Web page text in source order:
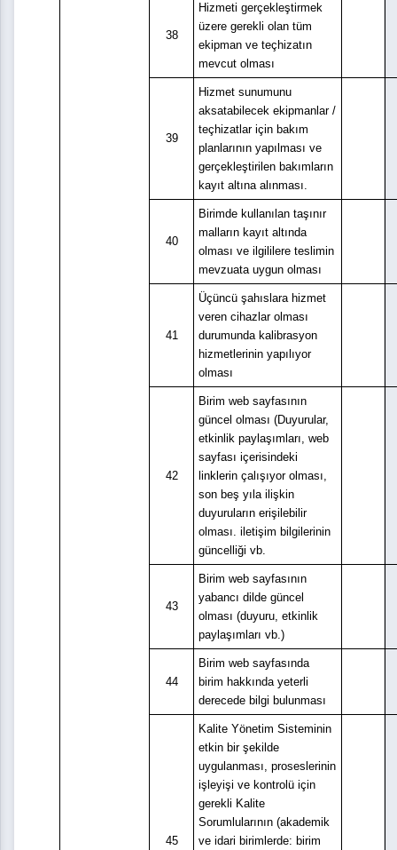
38
Hizmeti gerçekleştirmek
üzere gerekli olan tüm
ekipman ve teçhizatın
mevcut olması
39
Hizmet sunumunu
aksatabilecek ekipmanlar /
teçhizatlar için bakım
planlarının yapılması ve
gerçekleştirilen bakımların
kayıt altına alınması.
40
Birimde kullanılan taşınır
malların kayıt altında
olması ve ilgililere teslimin
mevzuata uygun olması
41
Üçüncü şahıslara hizmet
veren cihazlar olması
durumunda kalibrasyon
hizmetlerinin yapılıyor
olması
42
Birim web sayfasının
güncel olması (Duyurular,
etkinlik paylaşımları, web
sayfası içerisindeki
linklerin çalışıyor olması,
son beş yıla ilişkin
duyuruların erişilebilir
olması. iletişim bilgilerinin
güncelliği vb.
43
Birim web sayfasının
yabancı dilde güncel
olması (duyuru, etkinlik
paylaşımları vb.)
44
Birim web sayfasında
birim hakkında yeterli
derecede bilgi bulunması
45
Kalite Yönetim Sisteminin
etkin bir şekilde
uygulanması, proseslerinin
işleyişi ve kontrolü için
gerekli Kalite
Sorumlularının (akademik
ve idari birimlerde: birim